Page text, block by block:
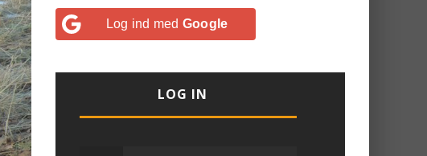
Log ind med Google
LOG IN